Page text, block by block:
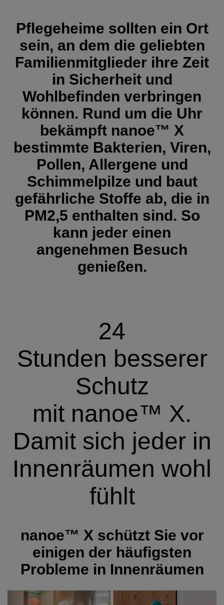
Pflegeheime sollten ein Ort
sein, an dem die geliebten
Familienmitglieder ihre Zeit
in Sicherheit und
Wohlbefinden verbringen
können. Rund um die Uhr
bekämpft nanoe™ X
bestimmte Bakterien, Viren,
Pollen, Allergene und
Schimmelpilze und baut
gefährliche Stoffe ab, die in
PM2,5 enthalten sind. So
kann jeder einen
angenehmen Besuch
genießen.
24
Stunden besserer
Schutz
mit nanoe™ X.
Damit sich jeder in
Innenräumen wohl
fühlt
nanoe™ X schützt Sie vor
einigen der häufigsten
Probleme in Innenräumen